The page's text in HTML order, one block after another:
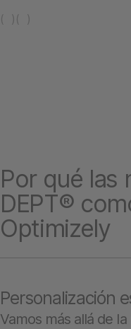
( ) ( )
Por qué las
DEPT®
Optimizely
Personalización
Vamos más allá de